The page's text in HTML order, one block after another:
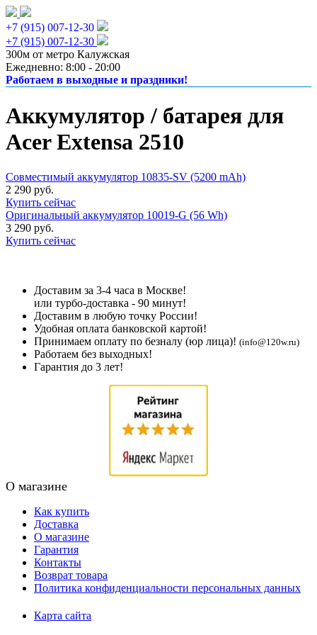
+7 (915) 007-12-30
+7 (915) 007-12-30
300м от метро Калужская
Ежедневно: 8:00 - 20:00
Работаем в выходные и праздники!
Аккумулятор / батарея для
Acer Extensa 2510
Совместимый аккумулятор 10835-SV (5200 mAh)
2 290 руб.
Купить сейчас
Оригинальный аккумулятор 10019-G (56 Wh)
3 290 руб.
Купить сейчас
Доставим за 3-4 часа в Москве!
или турбо-доставка - 90 минут!
Доставим в любую точку России!
Удобная оплата банковской картой!
Принимаем оплату по безналу (юр лица)! (info@120w.ru)
Работаем без выходных!
Гарантия до 3 лет!
О магазине
Как купить
Доставка
О магазине
Гарантия
Контакты
Возврат товара
Политика конфиденциальности персональных данных
Карта сайта